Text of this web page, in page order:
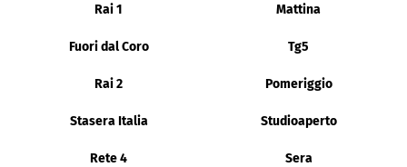
Rai 1 Mattina
Fuori dal Coro Tg5
Rai 2 Pomeriggio
Stasera Italia Studioaperto
Rete 4 Sera